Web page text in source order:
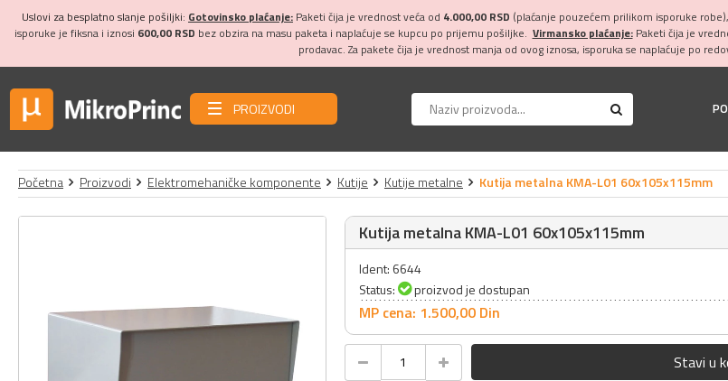
Uslovi za besplatno slanje pošiljki: Gotovinsko plaćanje: Paketi čija je vrednost veća od 4.000,00 RSD (plaćanje pouzećem prilikom isporuke
isporuke je fiksna i iznosi 600,00 RSD bez obzira na masu paketa i naplaćuje se kupcu po prijemu pošiljke. Virmansko plaćanje:Paketi čija je
prodavac. Za pakete čija je vrednost manja od ovog iznosa, isporuka se naplaćuje po
PROIZVODI
Početna Proizvodi Elektromehaničke komponente Kutije Kutije metalne Kutija metalna KMA-L01 60x105x115mm
Kutija metalna KMA-L01 60x105x115mm
Ident: 6644
Status:
proizvod je dostupan
MP cena: 1.500,00 Din
Stavi u